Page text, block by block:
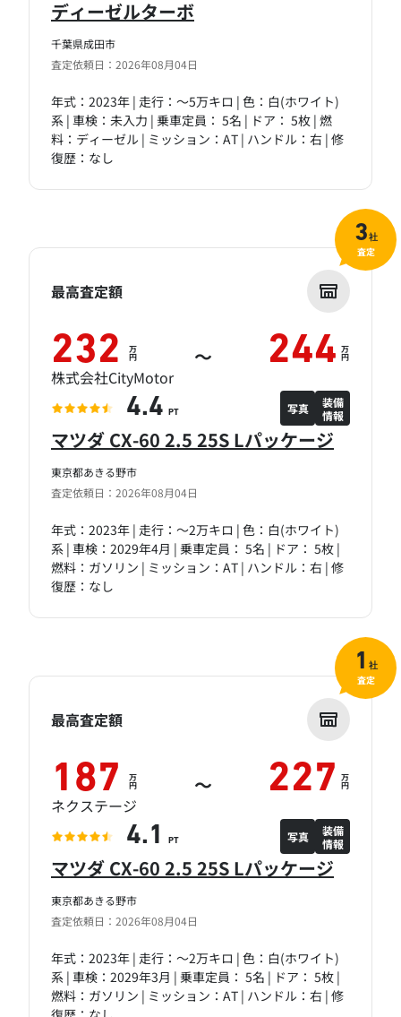
千葉県成田市
査定依頼日：2026年08月04日
ディーゼルターボ
年式：2023年 | 走行：～5万キロ | 色：白(ホワイト)
系 | 車検：未入力 | 乗車定員： 5名 | ドア： 5枚 | 燃
料：ディーゼル | ミッション：AT | ハンドル：右 | 修
復歴：なし
東京都あきる野市
査定依頼日：2026年08月04日
マツダ CX-60 2.5 25S Lパッケージ
年式：2023年 | 走行：～2万キロ | 色：白(ホワイト)
系 | 車検：2029年4月 | 乗車定員： 5名 | ドア： 5枚 |
燃料：ガソリン | ミッション：AT | ハンドル：右 | 修
復歴：なし
最高査定額
232 万
円 ～ 244 万
円
株式会社CityMotor
4.4 PT 写真
装備
情報
3社
査定
東京都あきる野市
査定依頼日：2026年08月04日
マツダ CX-60 2.5 25S Lパッケージ
年式：2023年 | 走行：～2万キロ | 色：白(ホワイト)
系 | 車検：2029年3月 | 乗車定員： 5名 | ドア： 5枚 |
燃料：ガソリン | ミッション：AT | ハンドル：右 | 修
最高査定額
187 万
円 ～ 227 万
円
ネクステージ
4.1 PT 写真
装備
情報
1 社
査定